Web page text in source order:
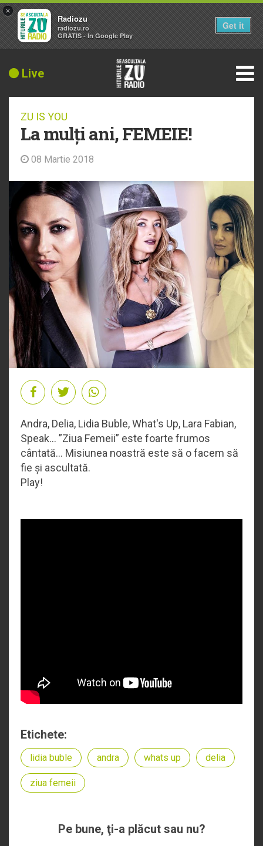
Live
ZU IS YOU
La mulți ani, FEMEIE!
08 Martie 2018
Andra, Delia, Lidia Buble, What's Up, Lara Fabian,
Speak... ”Ziua Femeii” este foarte frumos
cântată... Misiunea noastră este să o facem să
fie și ascultată.
Play!
Etichete:
lidia buble andra whats up delia
ziua femeii
Pe bune, ţi-a plăcut sau nu?
×
Radiozu
radiozu.ro
GRATIS - In Google Play
Get it